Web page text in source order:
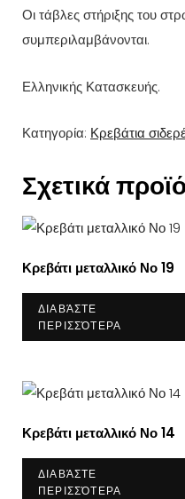
Οι τάβλες στήριξης του
συμπεριλαμβάνονται.
Ελληνικής Κατασκευής.
Κατηγορία: Κρεβάτια
Σχετικά
Κρεβάτι μεταλλικό Νο 19
ΔΙΑΒΆΣΤΕ
ΠΕΡΙΣΣΌΤΕΡΑ
Κρεβάτι μεταλλικό Νο 14
ΔΙΑΒΆΣΤΕ
ΠΕΡΙΣΣΌΤΕΡΑ